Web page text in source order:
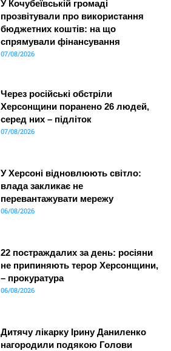
У Кочубеївській громаді
прозвітували про використання
бюджетних коштів: на що
спрямували фінансування
07/08/2026
Через російські обстріли
Херсонщини поранено 26 людей,
серед них – підліток
07/08/2026
У Херсоні відновлюють світло:
влада закликає не
перевантажувати мережу
06/08/2026
22 постраждалих за день: росіяни
не припиняють терор Херсонщини,
– прокуратура
06/08/2026
Дитячу лікарку Ірину Даниленко
нагородили подякою Голови